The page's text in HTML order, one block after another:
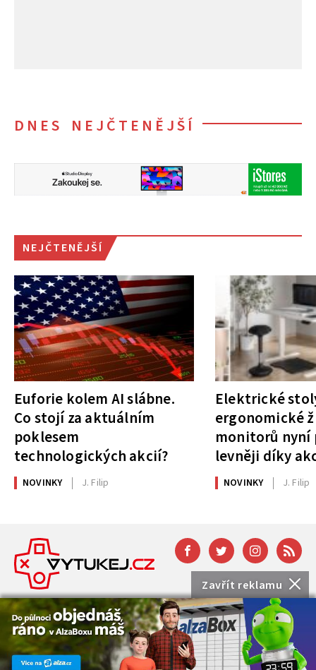
Zavřít reklamu
DNES NEJČTENĚJŠÍ
NEJČTENĚJŠÍ
Euforie kolem AI slábne.
Co stojí za aktuálním
poklesem
technologických akcií?
NOVINKY J. Filip
Elektrické
ergonomické
monitorů
levněji díky
NOVINKY J. Filip